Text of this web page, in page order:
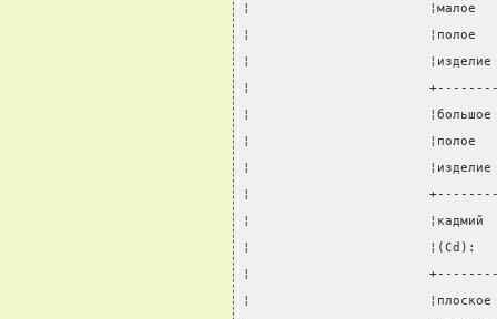
¦                       ¦малое
¦                       ¦полое
¦
¦
¦
¦                       ¦полое
¦
¦                       +----------
¦
¦                       ¦(Cd):
¦
¦